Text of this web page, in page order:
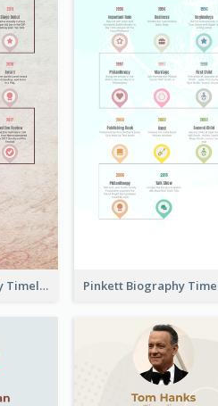
Chalamet Biography Timeline